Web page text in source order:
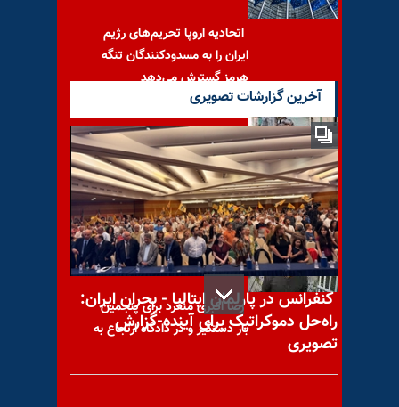
اتحادیه اروپا تحریم‌های رژیم
ایران را به مسدودکنندگان تنگه
هرمز گسترش می‌دهد
محکومیت جهانی کشتار کودکان
در سوریه
رضا اکبری منفرد برای پنجمین
بار دستگیر و در دادگاه ارتجاع به
آخرین گزارشات تصویری
کنفرانس در پارلمان ایتالیا - بحران ایران:
راه‌حل دموکراتیک برای آینده-گزارش
تصویری